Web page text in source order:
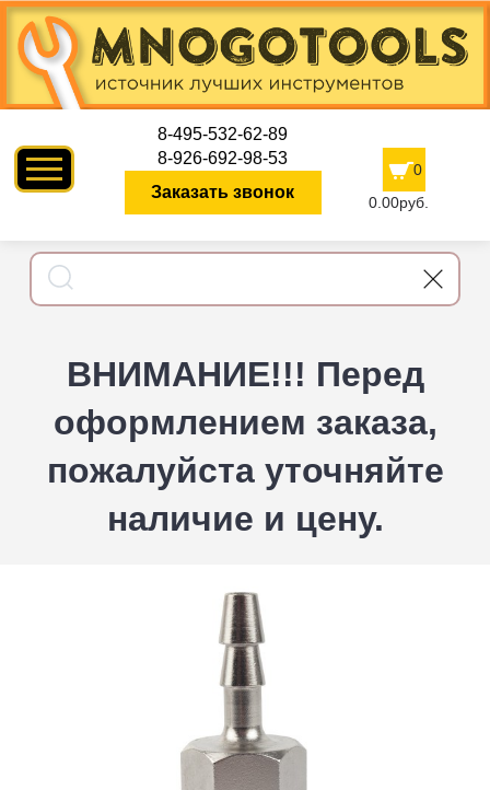
8-495-532-62-89
8-926-692-98-53
Заказать звонок
0
0.00руб.
ВНИМАНИЕ!!! Перед
оформлением заказа,
пожалуйста уточняйте
наличие и цену.